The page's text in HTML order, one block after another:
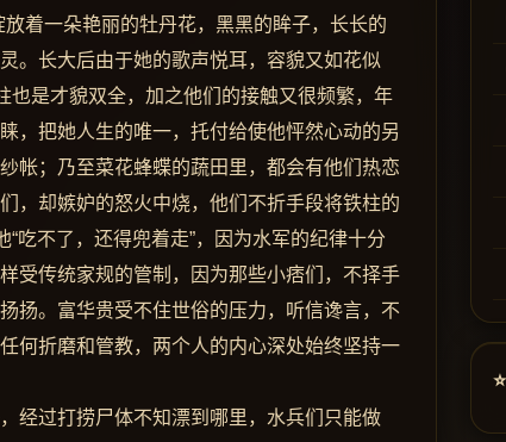
着一朵艳丽的牡丹花，黑黑的眸子，长长的
。长大后由于她的歌声悦耳，容貌又如花似
也是才貌双全，加之他们的接触又很频繁，年
，把她人生的唯一，托付给使他怦然心动的另
帐；乃至菜花蜂蝶的蔬田里，都会有他们热恋
，却嫉妒的怒火中烧，他们不折手段将铁柱的
吃不了，还得兜着走”，因为水军的纪律十分
受传统家规的管制，因为那些小痞们，不择手
扬。富华贵受不住世俗的压力，听信谗言，不
何折磨和管教，两个人的内心深处始终坚持一
经过打捞尸体不知漂到哪里，水兵们只能做